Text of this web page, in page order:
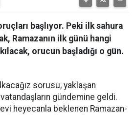
başlıyor. Peki ilk sahura
Ramazanın ilk günü hangi
orucun başladığı o gün.
sorusu, yaklaşan
gündemine geldi.
heyecanla beklenen Ramazan-